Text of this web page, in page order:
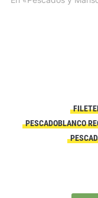
PESCADOBLANCO